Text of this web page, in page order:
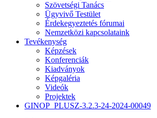
Szövetségi Tanács
Ügyvivő Testület
Érdekegyeztetés fórumai
Nemzetközi kapcsolataink
Tevékenység
Képzések
Konferenciák
Kiadványok
Képgaléria
Videók
Projektek
GINOP_PLUSZ-3.2.3-24-2024-00049